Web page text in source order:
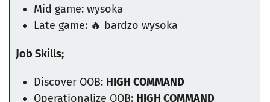
Mid game: wysoka
Late game: 🔥 bardzo wysoka
Job Skills;
Discover OOB: HIGH COMMAND
Operationalize OOB: HIGH COMMAND